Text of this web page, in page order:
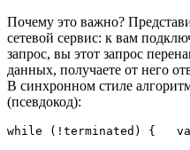
Почему это важно?
сетевой сервис: к вам
запрос, вы этот запрос
данных, получаете от него
В синхронном стиле
(псевдокод):
while (!terminated) {